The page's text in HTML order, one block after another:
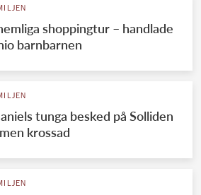
shoppingtur – handlade
barnbarnen
tunga besked på Solliden
krossad